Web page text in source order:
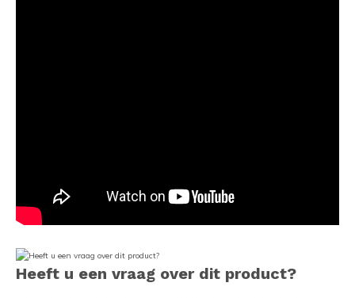
Heeft u een vraag over dit product?